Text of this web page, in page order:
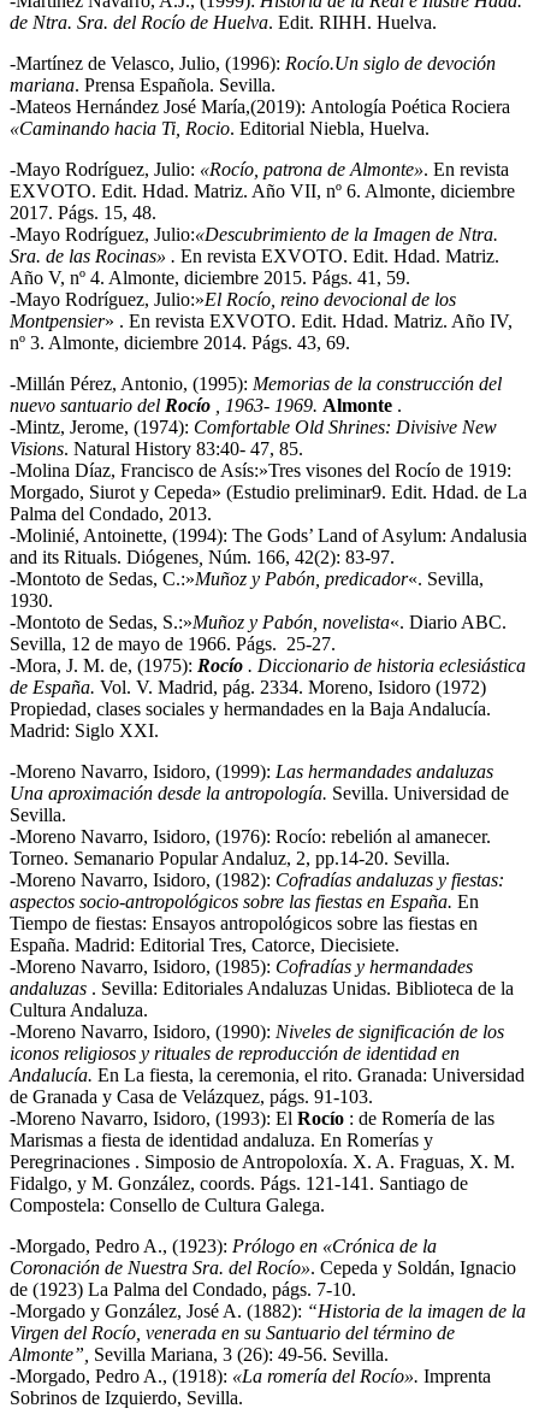
de Ntra. Sra. del Rocío de Huelva. Edit. RIHH. Huelva.
-Martínez de Velasco, Julio, (1996): Rocío.Un siglo de devoción
mariana. Prensa Española. Sevilla.
-Mateos Hernández José María,(2019): Antología Poética Rociera
«Caminando hacia Ti, Rocio. Editorial Niebla, Huelva.
-Mayo Rodríguez, Julio: «Rocío, patrona de Almonte». En revista
EXVOTO. Edit. Hdad. Matriz. Año VII, nº 6. Almonte, diciembre
2017. Págs. 15, 48.
-Mayo Rodríguez, Julio:«Descubrimiento de la Imagen de Ntra.
Sra. de las Rocinas» . En revista EXVOTO. Edit. Hdad. Matriz.
Año V, nº 4. Almonte, diciembre 2015. Págs. 41, 59.
-Mayo Rodríguez, Julio:»El Rocío, reino devocional de los
Montpensier» . En revista EXVOTO. Edit. Hdad. Matriz. Año IV,
nº 3. Almonte, diciembre 2014. Págs. 43, 69.
-Millán Pérez, Antonio, (1995): Memorias de la construcción del
nuevo santuario del Rocío , 1963- 1969. Almonte .
-Mintz, Jerome, (1974): Comfortable Old Shrines: Divisive New
Visions. Natural History 83:40- 47, 85.
-Molina Díaz, Francisco de Asís:»Tres visones del Rocío de 1919:
Morgado, Siurot y Cepeda» (Estudio preliminar9. Edit. Hdad. de La
Palma del Condado, 2013.
-Molinié, Antoinette, (1994): The Gods’ Land of Asylum: Andalusia
and its Rituals. Diógenes Núm. 166, 42(2): 83-97.
-Montoto de Sedas, C.:»Muñoz y Pabón, predicador«. Sevilla,
1930.
-Montoto de Sedas, S.:»Muñoz y Pabón, novelista«. Diario ABC.
Sevilla, 12 de mayo de 1966. Págs. 25-27.
-Mora, J. M. de, (1975): Rocío . Diccionario de historia eclesiástica
de España. Vol. V. Madrid, pág. 2334. Moreno, Isidoro (1972)
Propiedad, clases sociales y hermandades en la Baja Andalucía.
Madrid: Siglo XXI.
-Moreno Navarro, Isidoro, (1999): Las hermandades andaluzas
Una aproximación desde la antropología. Sevilla. Universidad de
Sevilla.
-Moreno Navarro, Isidoro, (1976): Rocío: rebelión al amanecer.
Torneo. Semanario Popular Andaluz, 2, pp.14-20. Sevilla.
-Moreno Navarro, Isidoro, (1982): Cofradías andaluzas y fiestas:
aspectos socio-antropológicos sobre las fiestas en España. En
Tiempo de fiestas: Ensayos antropológicos sobre las fiestas en
España. Madrid: Editorial Tres, Catorce, Diecisiete.
-Moreno Navarro, Isidoro, (1985): Cofradías y hermandades
andaluzas . Sevilla: Editoriales Andaluzas Unidas. Biblioteca de la
Cultura Andaluza.
-Moreno Navarro, Isidoro, (1990): Niveles de significación de los
iconos religiosos y rituales de reproducción de identidad en
Andalucía. En La fiesta, la ceremonia, el rito. Granada: Universidad
de Granada y Casa de Velázquez, págs. 91-103.
-Moreno Navarro, Isidoro, (1993): El Rocío : de Romería de las
Marismas a fiesta de identidad andaluza. En Romerías y
Peregrinaciones . Simposio de Antropoloxía. X. A. Fraguas, X. M.
Fidalgo, y M. González, coords. Págs. 121-141. Santiago de
Compostela: Consello de Cultura Galega.
-Morgado, Pedro A., (1923): Prólogo en «Crónica de la
Coronación de Nuestra Sra. del Rocío». Cepeda y Soldán, Ignacio
de (1923) La Palma del Condado, págs. 7-10.
-Morgado y González, José A. (1882): “Historia de la imagen de la
Virgen del Rocío, venerada en su Santuario del término de
Almonte”, Sevilla Mariana, 3 (26): 49-56. Sevilla.
-Morgado, Pedro A., (1918): «La romería del Rocío». Imprenta
Sobrinos de Izquierdo, Sevilla.